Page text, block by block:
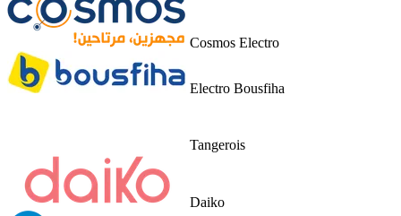
Cosmos Electro
Electro Bousfiha
Tangerois
Daiko